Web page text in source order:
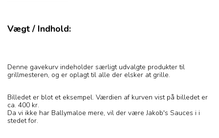
Vægt / Indhold:
Denne gavekurv indeholder særligt udvalgte produkter til
grillmesteren, og er oplagt til alle der elsker at grille.
Billedet er blot et eksempel. Værdien af kurven vist på billedet er
ca. 400 kr.
Da vi ikke har Ballymaloe mere, vil der være Jakob's Sauces i i
stedet for.